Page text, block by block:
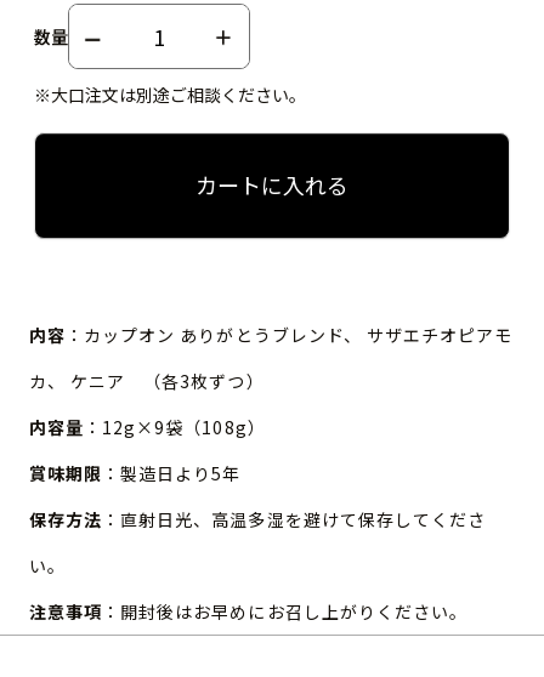
数量
※大口注文は別途ご相談ください。
カートに入れる
内容 ：カップオン ありがとうブレンド、 サザエチオピアモ
カ、 ケニア （各3枚ずつ）
内容量 ：12g×9袋（108g）
賞味期限 ：製造日より5年
保存方法 ：直射日光、高温多湿を避けて保存してくださ
い。
注意事項 ：開封後はお早めにお召し上がりください。